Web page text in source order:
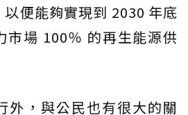
便能夠實現到 2030 年底
市場 100％ 的再生能源供
外，與公民也有很大的關